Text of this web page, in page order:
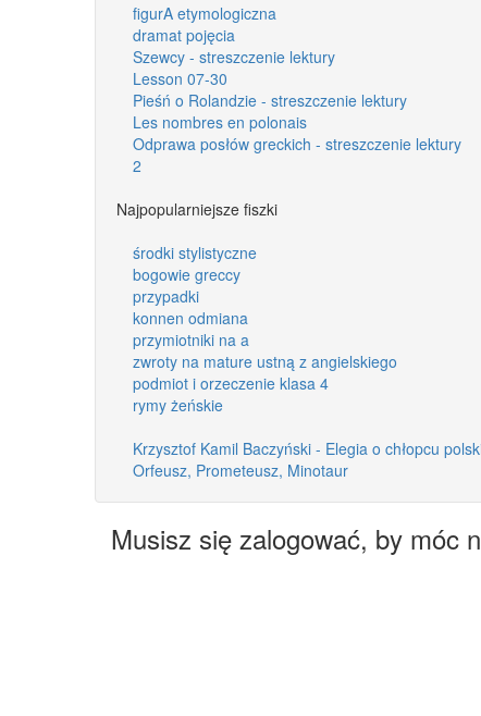
figurA etymologiczna
dramat pojęcia
Szewcy - streszczenie lektury
Lesson 07-30
Pieśń o Rolandzie - streszczenie lektury
Les nombres en polonais
Odprawa posłów greckich - streszczenie lektury
2
Najpopularniejsze fiszki
środki stylistyczne
bogowie greccy
przypadki
konnen odmiana
przymiotniki na a
zwroty na mature ustną z angielskiego
podmiot i orzeczenie klasa 4
rymy żeńskie
Krzysztof Kamil Baczyński - Elegia o chłopcu
Orfeusz, Prometeusz, Minotaur
Musisz się zalogować, by móc